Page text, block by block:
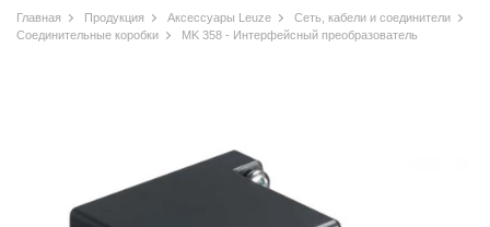
Главная Продукция Аксессуары Leuze
Сеть, кабели и соединители
Соединительные коробки
MK 358 - Интерфейсный преобразователь